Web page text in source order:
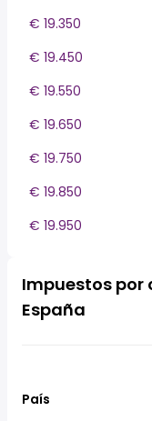
€ 19.350
€ 19.450
€ 19.550
€ 19.650
€ 19.750
€ 19.850
€ 19.950
Impuestos
España
País